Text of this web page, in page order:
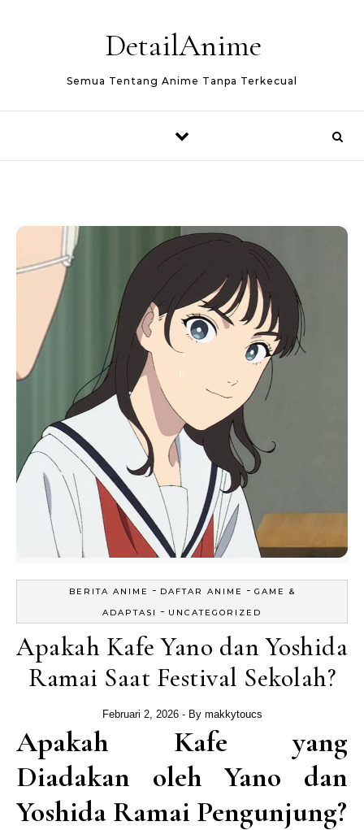
DetailAnime
Semua Tentang Anime Tanpa Terkecual
BERITA ANIME - DAFTAR ANIME - GAME &
ADAPTASI
- UNCATEGORIZED
Apakah Kafe Yano dan Yoshida
Ramai Saat Festival Sekolah?
Februari 2, 2026 - By makkytoucs
Apakah Kafe yang
Diadakan oleh Yano dan
Yoshida Ramai Pengunjung?